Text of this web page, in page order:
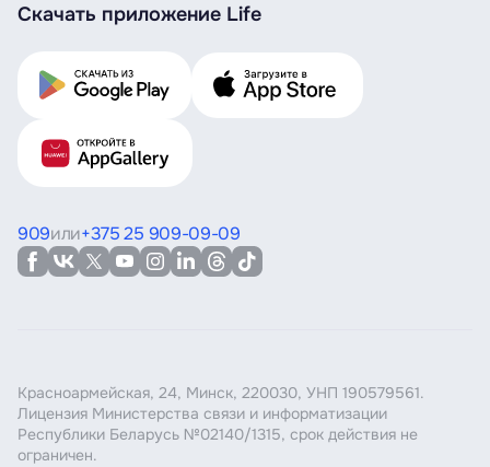
Скачать приложение Life
909или+375 25 909-09-09
Красноармейская, 24, Минск, 220030, УНП 190579561.
Лицензия Министерства связи и информатизации
Республики Беларусь №02140/1315, срок действия не
ограничен.